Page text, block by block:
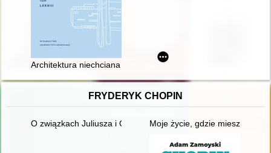
Architektura niechciana w powiecie gdańskim i Pruszczu
FRYDERYK CHOPIN
O związkach Juliusza i Oskara Kolbergów z Fryderykiem
Moje życie, gdzie mieszka